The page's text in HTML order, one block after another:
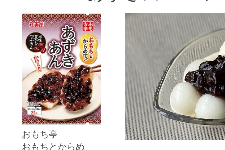
おもち亭
おもちとからめ